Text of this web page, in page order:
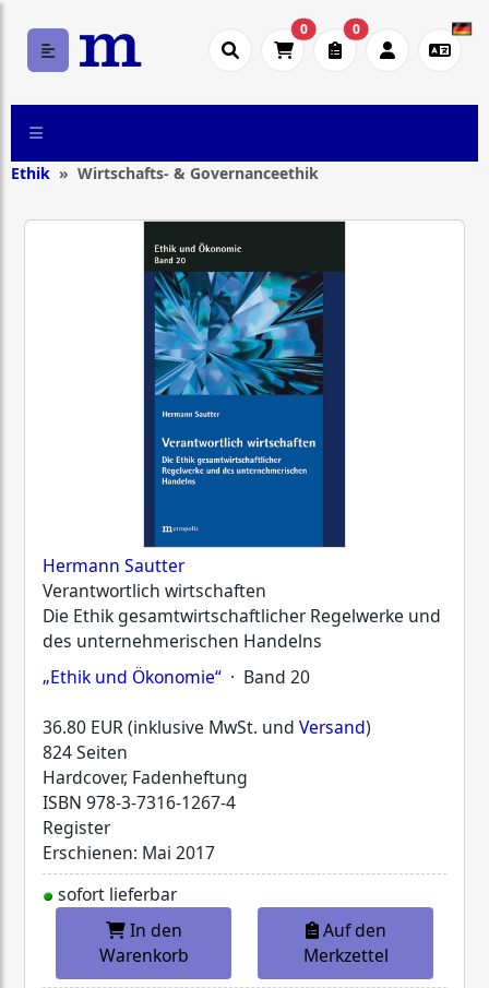
0 0
Ethik Wirtschafts- & Governanceethik
Hermann Sautter
Verantwortlich wirtschaften
Die Ethik gesamtwirtschaftlicher Regelwerke und
des unternehmerischen Handelns
„Ethik und Ökonomie“ · Band 20
36.80 EUR (inklusive MwSt. und Versand)
824 Seiten
Hardcover, Fadenheftung
ISBN 978-3-7316-1267-4
Register
Erschienen: Mai 2017
sofort lieferbar
In den
Warenkorb
Auf den
Merkzettel